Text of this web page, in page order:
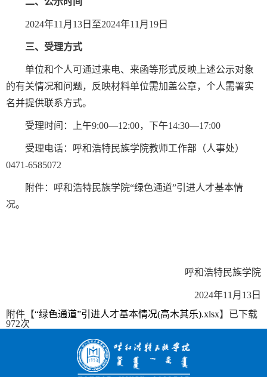
2024年11月13日至2024年11月19日
三、受理方式
单位和个人可通过来电、来函等形式反映上述公示对象
的有关情况和问题，反映材料单位需加盖公章，个人需署实
名并提供联系方式。
受理时间：上午9:00—12:00，下午14:30—17:00
受理电话：呼和浩特民族学院教师工作部（人事处）
0471-6585072
附件：呼和浩特民族学院“绿色通道”引进人才基本情
况。
呼和浩特民族学院
2024年11月13日
附件【“绿色通道”引进人才基本情况(高木其乐).xlsx】已下载
972次